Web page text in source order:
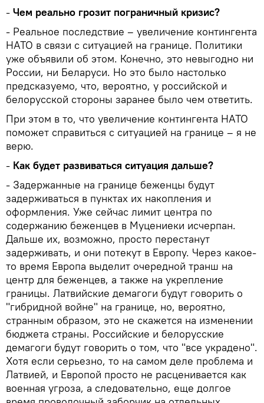
- Чем реально грозит пограничный кризис?
- Реальное последствие – увеличение контингента
НATO в связи с ситуацией на границе. Политики
уже объявили об этом. Конечно, это невыгодно ни
России, ни Беларуси. Но это было настолько
предсказуемо, что, вероятно, у российской и
белорусской стороны заранее было чем ответить.
При этом в то, что увеличение контингента НАТО
поможет справиться с ситуацией на границе – я не
верю.
- Как будет развиваться ситуация дальше?
- Задержанные на границе беженцы будут
задерживаться в пунктах их накопления и
оформления. Уже сейчас лимит центра по
содержанию беженцев в Муцениеки исчерпан.
Дальше их, возможно, просто перестанут
задерживать, и они потекут в Европу. Через какое-
то время Европа выделит очередной транш на
центр для беженцев, а также на укрепление
границы. Латвийские демагоги будут говорить о
"гибридной войне" на границе, но, вероятно,
странным образом, это не скажется на изменении
бюджета страны. Российские и белорусские
демагоги будут говорить о том, что "все украдено".
Хотя если серьезно, то на самом деле проблема и
Латвией, и Европой просто не расценивается как
военная угроза, а следовательно, еще долгое